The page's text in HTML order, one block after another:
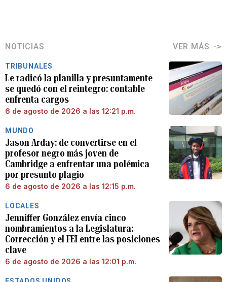
NOTICIAS VER MÁS
TRIBUNALES
Le radicó la planilla y presuntamente
se quedó con el reintegro: contable
enfrenta cargos
6 de agosto de 2026 a las 12:21 p.m.
MUNDO
Jason Arday: de convertirse en el
profesor negro más joven de
Cambridge a enfrentar una polémica
por presunto plagio
6 de agosto de 2026 a las 12:15 p.m.
LOCALES
Jenniffer González envía cinco
nombramientos a la Legislatura:
Corrección y el FEI entre las posiciones
clave
6 de agosto de 2026 a las 12:01 p.m.